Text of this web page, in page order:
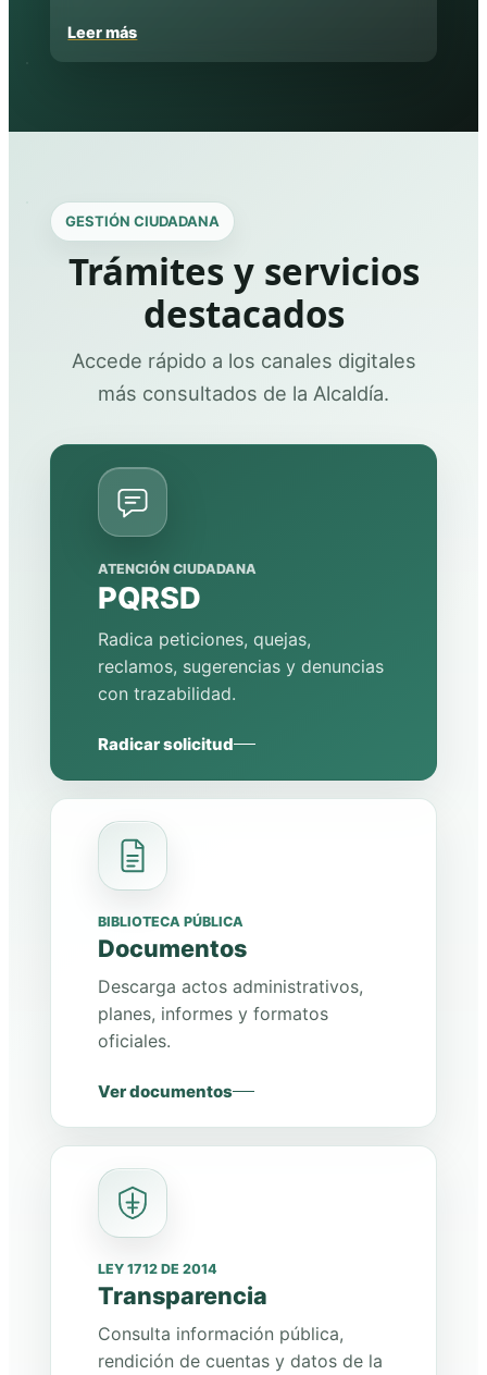
Leer más
GESTIÓN CIUDADANA
Trámites y servicios
destacados
Accede rápido a los canales digitales
más consultados de la Alcaldía.
ATENCIÓN CIUDADANA
PQRSD
Radica peticiones, quejas,
reclamos, sugerencias y denuncias
con trazabilidad.
Radicar solicitud
BIBLIOTECA PÚBLICA
Documentos
Descarga actos administrativos,
planes, informes y formatos
oficiales.
Ver documentos
LEY 1712 DE 2014
Transparencia
Consulta información pública,
rendición de cuentas y datos de la